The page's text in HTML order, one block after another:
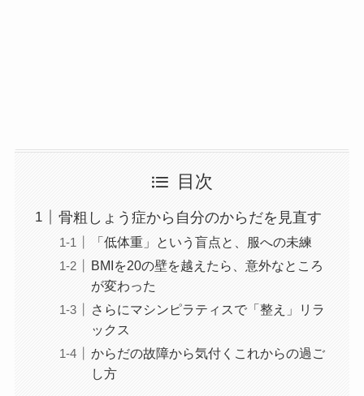
目次
骨粗しょう症から自分のからだを見直す
「低体重」という盲点と、服への未練
BMIを20の壁を越えたら、意外なところ
が変わった
さらにマシンピラティスで「整え」リラ
ックス
からだの故障から気付くこれからの過ご
し方